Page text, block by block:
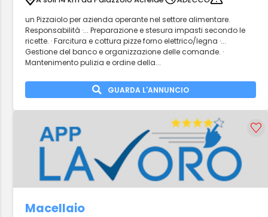
un Pizzaiolo per azienda operante nel settore alimentare.
Responsabilità ·... Preparazione e stesura impasti secondo le
ricette. · Farcitura e cottura pizze forno elettrico/legna ·...
Gestione del banco e organizzazione delle comande. ·
Mantenimento pulizia e ordine della...
GUARDA L'ANNUNCIO
Macellaio